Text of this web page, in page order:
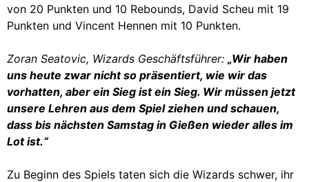
von 20 Punkten und 10 Rebounds, David Scheu mit 19
Punkten und Vincent Hennen mit 10 Punkten.
Zoran Seatovic, Wizards Geschäftsführer: „Wir haben
uns heute zwar nicht so präsentiert, wie wir das
vorhatten, aber ein Sieg ist ein Sieg. Wir müssen jetzt
unsere Lehren aus dem Spiel ziehen und schauen,
dass bis nächsten Samstag in Gießen wieder alles im
Lot ist.“
Zu Beginn des Spiels taten sich die Wizards schwer, ihr